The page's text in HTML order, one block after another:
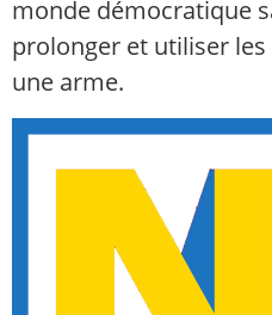
monde démocratique
prolonger et utiliser
une arme.